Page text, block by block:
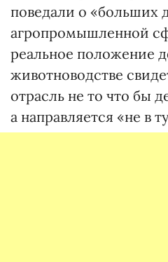
поведали о «больших
агропромышленной
реальное положение
животноводстве
отрасль не то что бы
а направляется «не в